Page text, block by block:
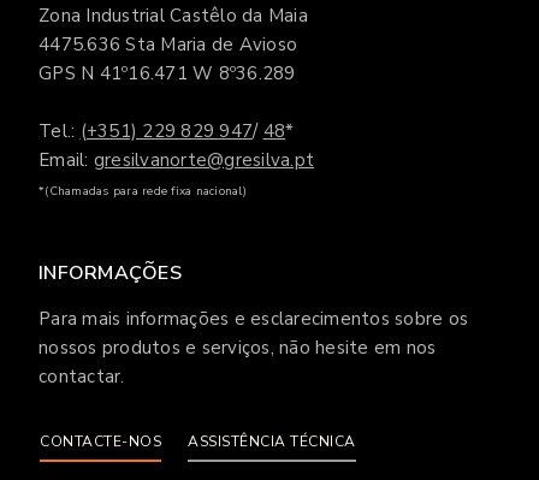
Zona Industrial Castêlo da Maia
4475.636 Sta Maria de Avioso
GPS N 41º16.471 W 8º36.289
Tel.: (+351) 229 829 947/ 48*
Email: gresilvanorte@gresilva.pt
*(Chamadas para rede fixa nacional)
INFORMAÇÕES
Para mais informações e esclarecimentos sobre os
nossos produtos e serviços, não hesite em nos
contactar.
CONTACTE-NOS ASSISTÊNCIA TÉCNICA